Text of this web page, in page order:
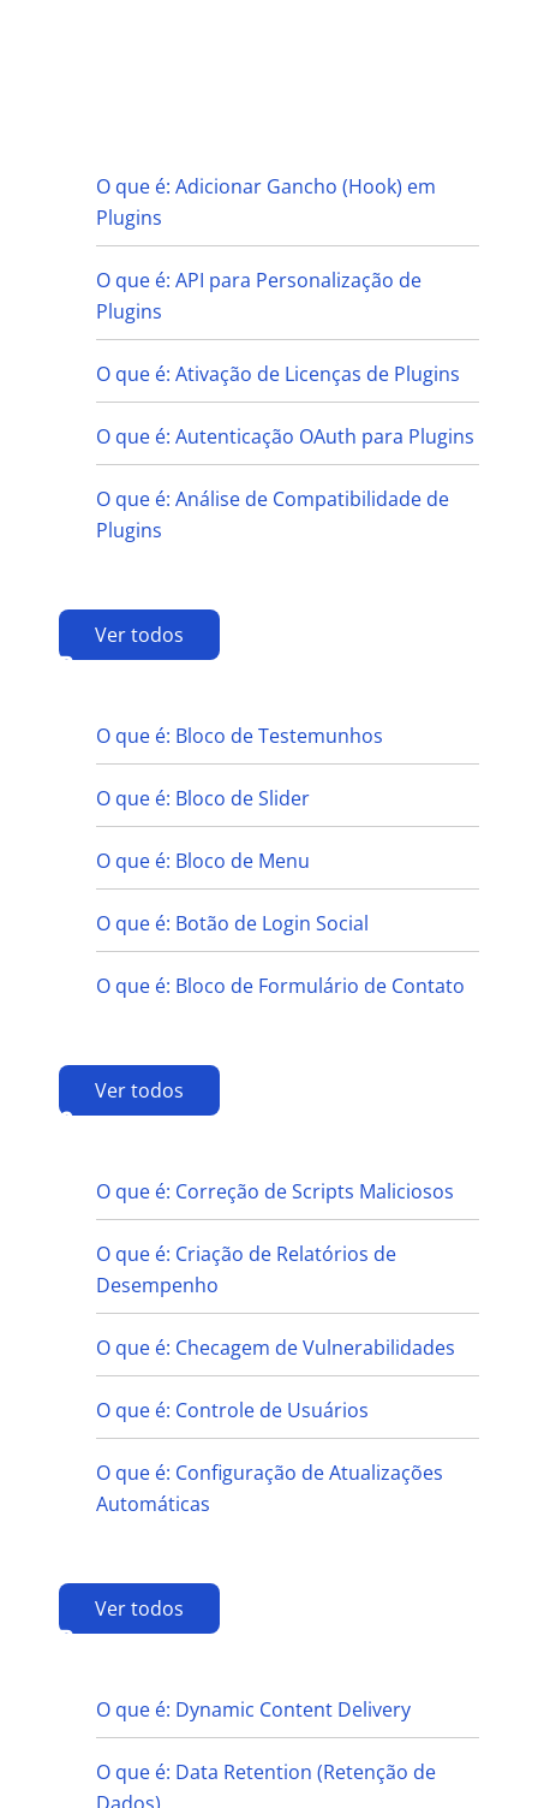
O que é: Adicionar Gancho (Hook) em
Plugins
O que é: API para Personalização de
Plugins
O que é: Ativação de Licenças de Plugins
O que é: Autenticação OAuth para Plugins
O que é: Análise de Compatibilidade de
Plugins
Ver todos
B
O que é: Bloco de Testemunhos
O que é: Bloco de Slider
O que é: Bloco de Menu
O que é: Botão de Login Social
O que é: Bloco de Formulário de Contato
Ver todos
C
O que é: Correção de Scripts Maliciosos
O que é: Criação de Relatórios de
Desempenho
O que é: Checagem de Vulnerabilidades
O que é: Controle de Usuários
O que é: Configuração de Atualizações
Automáticas
Ver todos
D
O que é: Dynamic Content Delivery
O que é: Data Retention (Retenção de
Dados)